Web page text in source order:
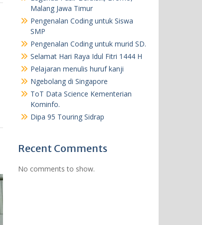
Malang Jawa Timur
Pengenalan Coding untuk Siswa
SMP
Pengenalan Coding untuk murid SD.
Selamat Hari Raya Idul Fitri 1444 H
Pelajaran menulis huruf kanji
Ngebolang di Singapore
ToT Data Science Kementerian
Kominfo.
Dipa 95 Touring Sidrap
Recent Comments
No comments to show.